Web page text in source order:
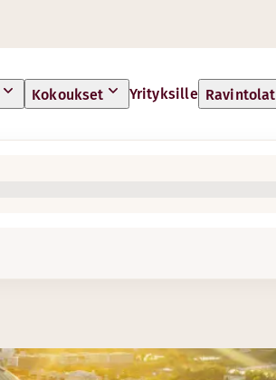
Kokoukset Yrityksille Ravintolat